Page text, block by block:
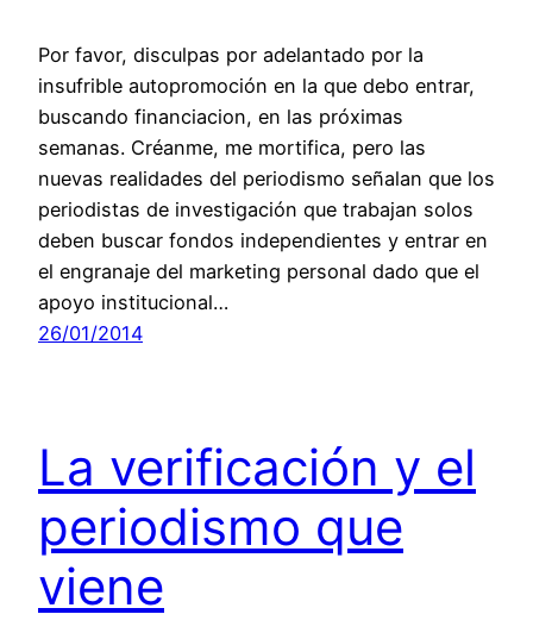
Por favor, disculpas por adelantado por la
insufrible autopromoción en la que debo entrar,
buscando financiacion, en las próximas
semanas. Créanme, me mortifica, pero las
nuevas realidades del periodismo señalan que los
periodistas de investigación que trabajan solos
deben buscar fondos independientes y entrar en
el engranaje del marketing personal dado que el
apoyo institucional…
26/01/2014
La verificación y el
periodismo que
viene